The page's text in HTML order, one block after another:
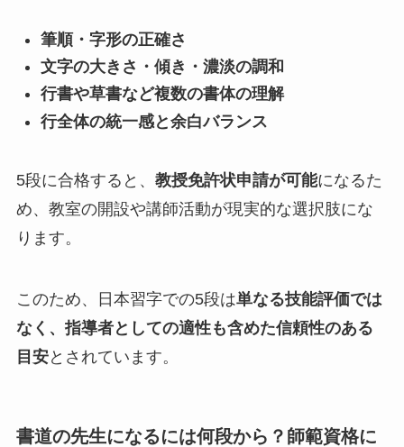
筆順・字形の正確さ
文字の大きさ・傾き・濃淡の調和
行書や草書など複数の書体の理解
行全体の統一感と余白バランス
5段に合格すると、 教授免許状申請が可能になるた
め、教室の開設や講師活動が現実的な選択肢にな
ります。
このため、日本習字での5段は単なる技能評価では
なく、指導者としての適性も含めた信頼性のある
目安とされています。
書道の先生になるには何段から？師範資格に